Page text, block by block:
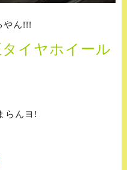
やん!!!
イヤホイール
らんヨ!